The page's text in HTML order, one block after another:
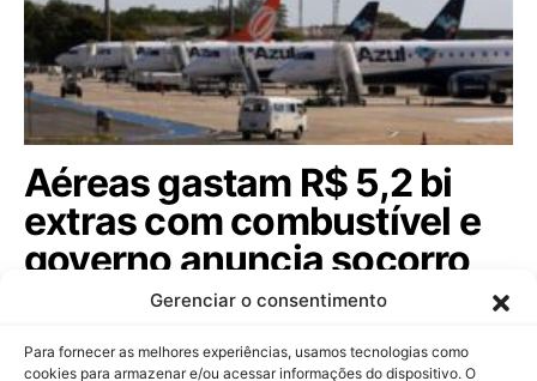
Gerenciar o consentimento
Para fornecer as melhores experiências, usamos tecnologias como
cookies para armazenar e/ou acessar informações do dispositivo. O
Aéreas gastam R$ 5,2 bi
extras com combustível e
governo anuncia socorro
bilionário
Entenda como o conflito no Oriente Médio impactou
o querosene de aviação e as medidas…